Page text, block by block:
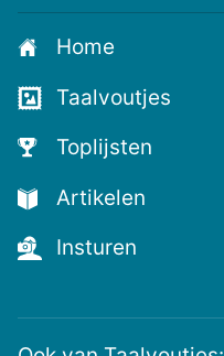
Home
Taalvoutjes
Toplijsten
Artikelen
Insturen